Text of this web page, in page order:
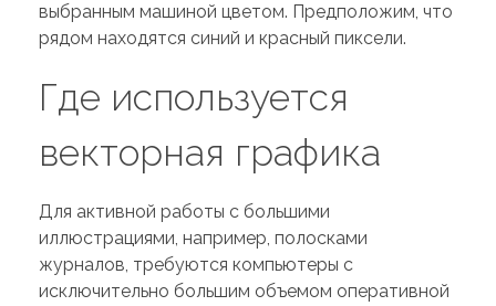
выбранным машиной цветом. Предположим, что
рядом находятся синий и красный пиксели.
Где используется
векторная графика
Для активной работы с большими
иллюстрациями, например, полосками
журналов, требуются компьютеры с
исключительно большим объемом оперативной